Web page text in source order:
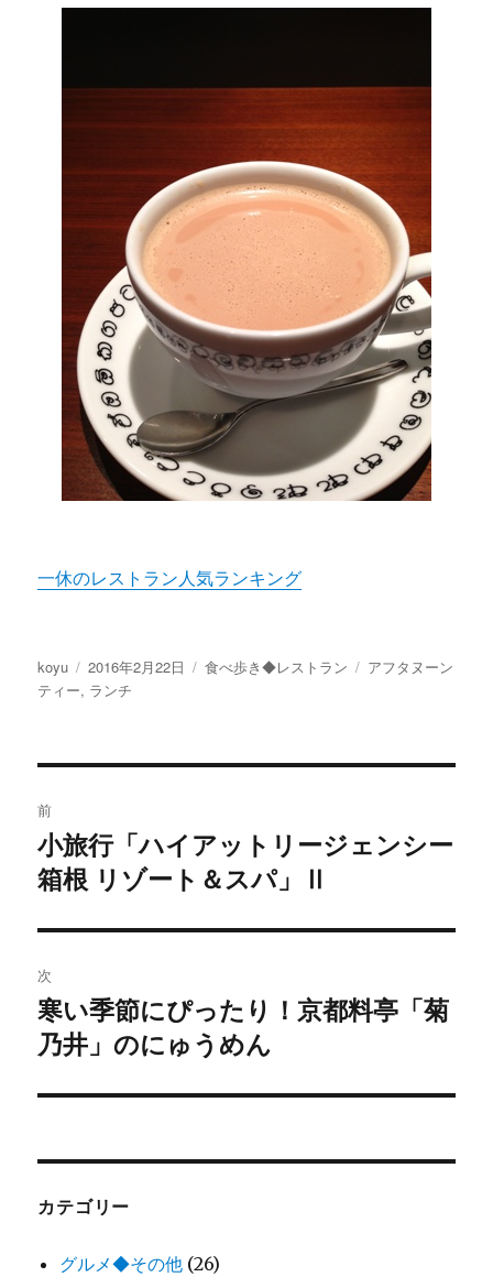
一休のレストラン人気ランキング
投
稿
koyu
投
稿
2016年2月22日
カ
ー
食べ歩き◆レストラン
タ
アフタヌーン
ティー, ランチ
稿
ナ
ビ
ゲ
ー
シ
ン
前
過
去
投
稿:
小旅行「ハイアットリージェンシー
箱根 リゾート＆スパ」Ⅱ
次
次
の
稿:
寒い季節にぴったり！京都料亭「菊
乃井」のにゅうめん
カテゴリー
グルメ◆その他 (26)